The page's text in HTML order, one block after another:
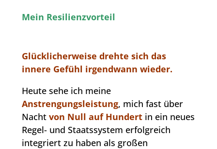
Mein Resilienzvorteil
Glücklicherweise drehte sich das
innere Gefühl irgendwann wieder.
Heute sehe ich meine
Anstrengungsleistung, mich fast über
Nacht von Null auf Hundertin ein neues
Regel- und Staatssystem erfolgreich
integriert zu haben als großen